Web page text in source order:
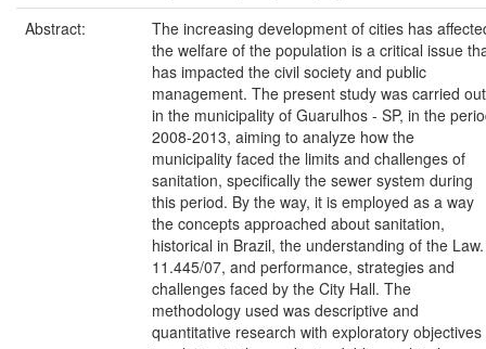
Abstract:
The increasing development of cities has
the welfare of the population is a critical issue
has impacted the civil society and public
management. The present study was carried out
in the municipality of Guarulhos - SP, in the
2008-2013, aiming to analyze how the
municipality faced the limits and challenges of
sanitation, specifically the sewer system during
this period. By the way, it is employed as a way
the concepts approached about sanitation,
historical in Brazil, the understanding of the Law.
11.445/07, and performance, strategies and
challenges faced by the City Hall. The
methodology used was descriptive and
quantitative research with exploratory objectives